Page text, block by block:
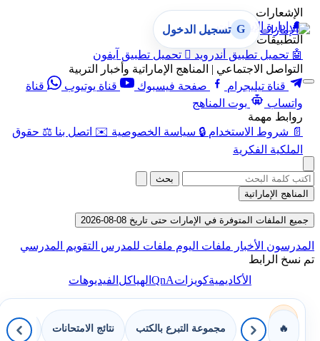
الإشعارات
🔔 إدارة الإشعارات
التطبيقات
🤖 تحميل تطبيق أندرويد  تحميل تطبيق آيفون
التواصل الاجتماعي | المناهج الإماراتية وأخبار التربية
قناة تيليجرام
صفحة فيسبوك قناة يوتيوب
قناة
واتساب
بوت المناهج
روابط مهمة
📄 شروط الاستخدام 🔒 سياسة الخصوصية ✉️ اتصل بنا ⚖️ حقوق
الملكية الفكرية
G تسجيل الدخول
بحث
المناهج الإماراتية
جميع الملفات المتوفرة في الإمارات حتى تاريخ 08-08-2026
المدرسون الأخبار ملفات اليوم ملفات للمدرس التقويم المدرسي
تم نسخ الرابط
الأكاديميةكويزاتQnAالهياكلالفيديوهات
🔥 مجموعة التبرع بالكتب نتائج الامتحانات